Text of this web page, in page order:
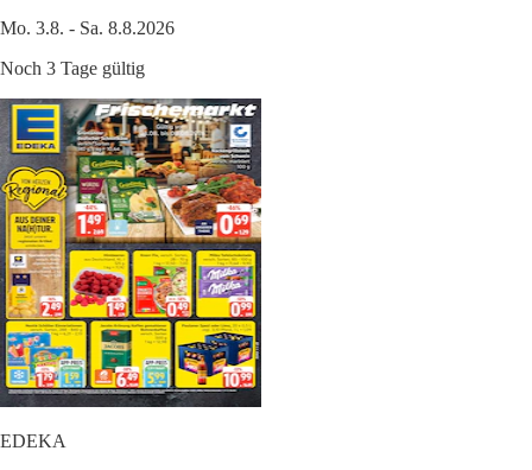
Mo. 3.8. - Sa. 8.8.2026
Noch 3 Tage gültig
EDEKA